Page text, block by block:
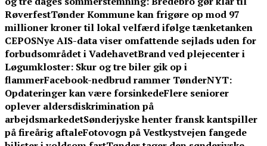
RøverfestTønder Kommune kan frigøre op mod 97
millioner kroner til lokal velfærd ifølge tænketanken
CEPOSNye AIS-data viser omfattende sejlads uden for
forbudsområdet i VadehavetBrand ved plejecenter i
Løgumkloster: Skur og tre biler gik op i
flammerFacebook-nedbrud rammer TønderNYT:
Opdateringer kan være forsinkedeFlere seniorer
oplever aldersdiskrimination på
arbejdsmarkedetSønderjyske henter fransk kantspiller
på fireårig aftaleFotovogn på Vestkystvejen fangede